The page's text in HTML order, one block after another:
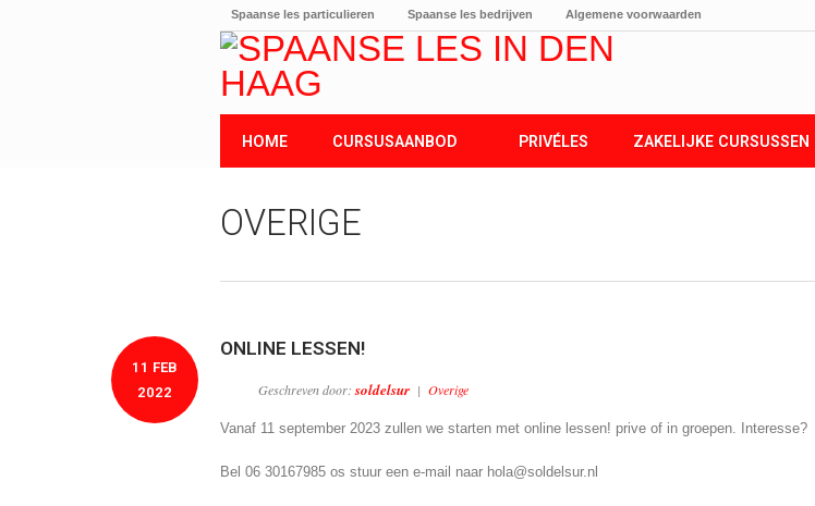
Spaanse les particulieren Spaanse les bedrijven Algemene voorwaarden
HOME CURSUSAANBOD PRIVÉLES ZAKELIJKE CURSUSSEN
OVERIGE
ONLINE LESSEN!
Geschreven door: soldelsur | Overige
11 FEB
2022
Vanaf 11 september 2023 zullen we starten met online lessen! prive of in groepen. Interesse?
Bel 06 30167985 os stuur een e-mail naar hola@soldelsur.nl